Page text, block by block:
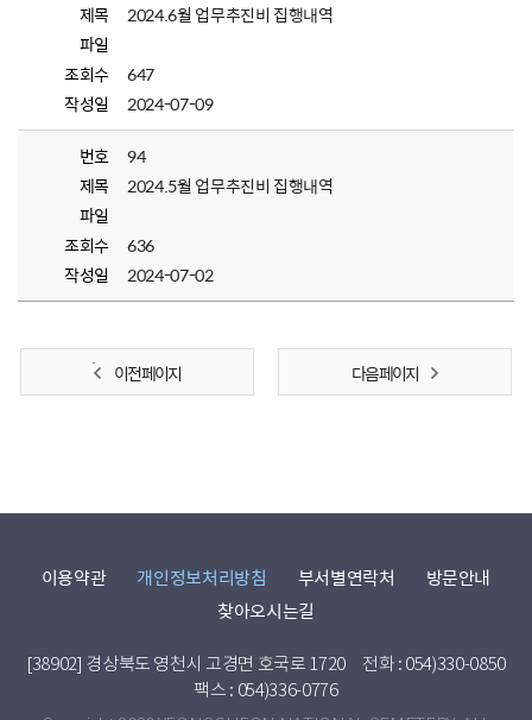
제목
2024.6월 업무추진비 집행내역
파일
조회수
647
작성일
2024-07-09
번호
94
제목
2024.5월 업무추진비 집행내역
파일
조회수
636
작성일
2024-07-02
이전 페이지 다음 페이지
이용약관 개인정보처리방침 부서별연락처
방문안내
찾아오시는길
[38902] 경상북도 영천시 고경면 호국로 1720
전화 : 054)330-0850
팩스 : 054)336-0776